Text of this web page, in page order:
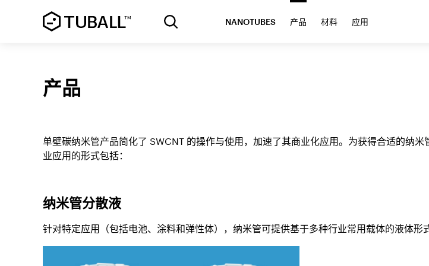
NANOTUBES 产品 材料 应用
产品
单壁碳纳米管产品简化了 SWCNT 的操作与使用，加速了其商业化应用。为获得合适的纳
业应用的形式包括：
纳米管分散液
针对特定应用（包括电池、涂料和弹性体），纳米管可提供基于多种行业常用载体的液体形